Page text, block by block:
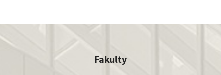
Fakulty